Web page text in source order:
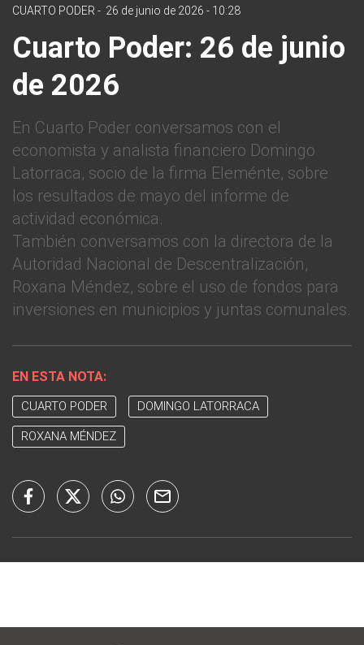
CUARTO PODER - 26 de junio de 2026 - 10:28
Cuarto Poder: 26 de junio
de 2026
En Cuarto Poder conversamos con el
economista y analista financiero Domingo
Latorraca, socio de la firma Eleménte, sobre
los resultados de mayo del informe de
actividad económica.
También conversamos con la directora de la
Autoridad Nacional de Descentralización,
Roxana Méndez, sobre el uso de fondos para
inversiones en municipios y juntas comunales.
EN ESTA NOTA:
CUARTO PODER DOMINGO LATORRACA
ROXANA MÉNDEZ